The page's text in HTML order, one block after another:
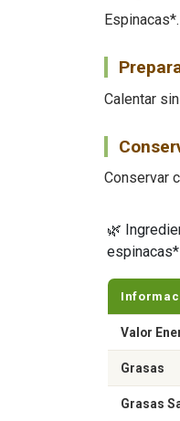
Calentar
Conservar
🌿
Valor
Grasas
Grasas